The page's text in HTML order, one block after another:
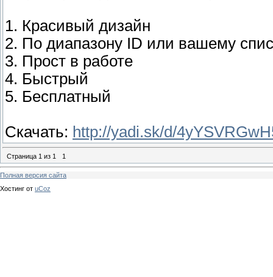
1. Красивый дизайн
2. По диапазону ID или вашему
3. Прост в работе
4. Быстрый
5. Бесплатный
Скачать: http://yadi.sk/d/
Страница 1 из 1 1
Полная версия сайта
Хостинг от uCoz